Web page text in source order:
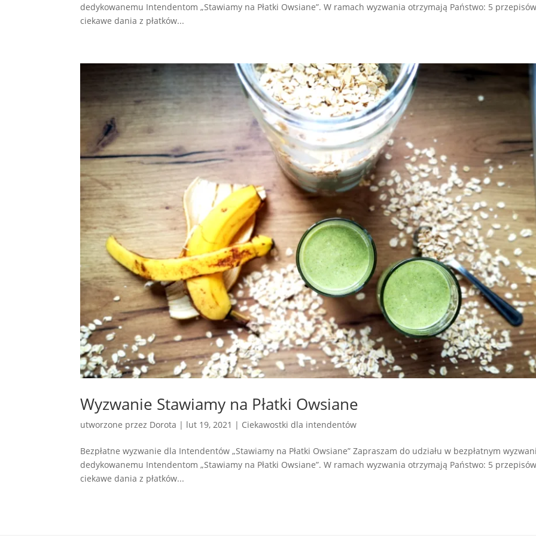
dedykowanemu Intendentom „Stawiamy na Płatki Owsiane”. W ramach wyzwania otrzymają Państwo: 5
ciekawe dania z płatków...
Wyzwanie Stawiamy na Płatki Owsiane
utworzone przez Dorota | lut 19, 2021 | Ciekawostki dla intendentów
Bezpłatne wyzwanie dla Intendentów „Stawiamy na Płatki Owsiane” Zapraszam do udziału w bezpłatnym
dedykowanemu Intendentom „Stawiamy na Płatki Owsiane”. W ramach wyzwania otrzymają Państwo: 5
ciekawe dania z płatków...